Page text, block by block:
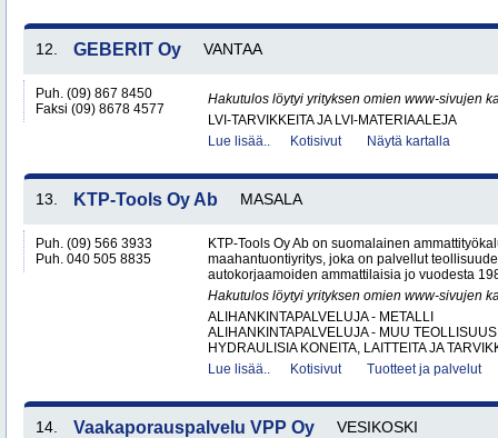
12. GEBERIT Oy VANTAA
Puh. (09) 867 8450
Faksi (09) 8678 4577
Hakutulos löytyi yrityksen omien www-sivujen
LVI-TARVIKKEITA JA LVI-MATERIAALEJA
Lue lisää..
Kotisivut Näytä kartalla
13. KTP-Tools Oy Ab MASALA
Puh. (09) 566 3933
Puh. 040 505 8835
KTP-Tools Oy Ab on suomalainen
maahantuontiyritys, joka on palvellut
autokorjaamoiden ammattilaisia jo vuodesta
Hakutulos löytyi yrityksen omien www-sivujen
ALIHANKINTAPALVELUJA - METALLI
ALIHANKINTAPALVELUJA - MUU TEOLLISUUS
HYDRAULISIA KONEITA, LAITTEITA JA
Lue lisää..
Kotisivut Tuotteet ja palvelut
14. Vaakaporauspalvelu VPP Oy VESIKOSKI